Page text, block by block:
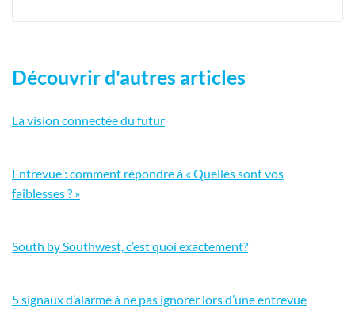
Découvrir d'autres articles
La vision connectée du futur
Entrevue : comment répondre à « Quelles sont vos
faiblesses ? »
South by Southwest, c’est quoi exactement?
5 signaux d’alarme à ne pas ignorer lors d’une entrevue